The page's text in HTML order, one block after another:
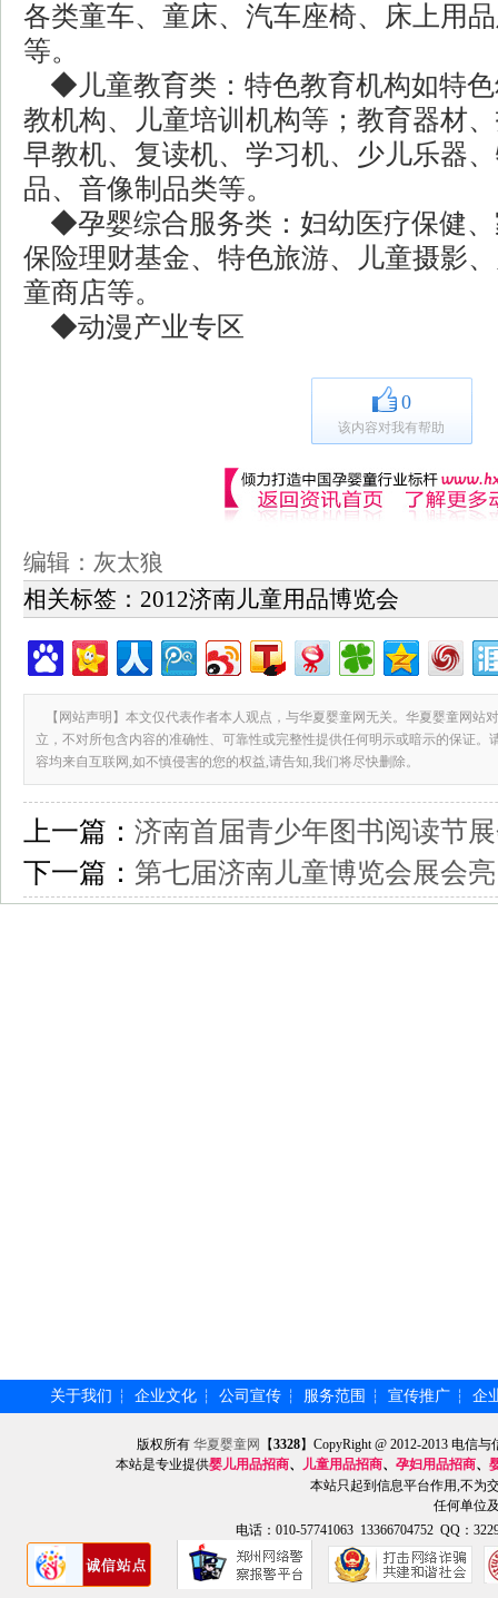
各类童车、童床、汽车座椅、床上用
等。
◆儿童教育类：特色教育机构如特色
教机构、儿童培训机构等；教育器材
早教机、复读机、学习机、少儿乐器
品、音像制品类等。
◆孕婴综合服务类：妇幼医疗保健、
保险理财基金、特色旅游、儿童摄影
童商店等。
◆动漫产业专区
0
该内容对我有帮助
编辑：灰太狼
相关标签： 2012济南儿童用品博览会
【网站声明】本文仅代表作者本人观点，与华夏婴童网无关。华夏婴童网站
立，不对所包含内容的准确性、可靠性或完整性提供任何明示或暗示的保证。
容均来自互联网,如不慎侵害的您的权益,请告知,我们将尽快删除。
上一篇： 济南首届青少年图书阅读节
下一篇： 第七届济南儿童博览会展会
关于我们 ┆ 企业文化 ┆ 公司宣传 ┆ 服务范围 ┆ 宣传推广 ┆ 企
版权所有华夏婴童网 【3328】CopyRight @ 2012-2013 电信
本站是专业提供婴儿用品招商、 儿童用品招商、 孕妇用品招商、
本站只起到信息平台作用,不为
任何单位
电话：010-57741063 13366704752 QQ：